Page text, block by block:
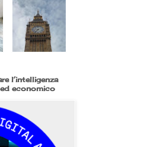
l’intelligenza
economico